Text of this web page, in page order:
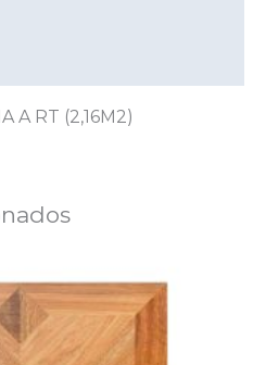
A RT (2,16M2)